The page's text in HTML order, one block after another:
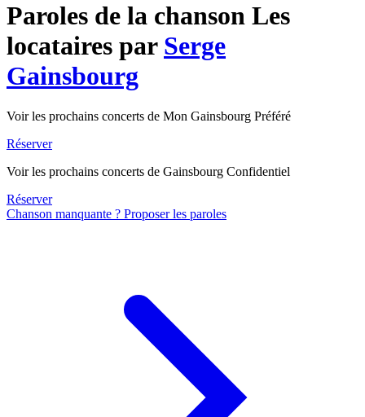
Paroles de la chanson Les
locataires par Serge
Gainsbourg
Voir les prochains concerts de Mon Gainsbourg Préféré
Réserver
Voir les prochains concerts de Gainsbourg Confidentiel
Réserver
Chanson manquante ? Proposer les paroles